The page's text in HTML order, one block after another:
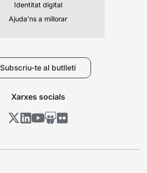
Identitat digital
Ajuda’ns a millorar
Subscriu-te al butlletí
Xarxes socials